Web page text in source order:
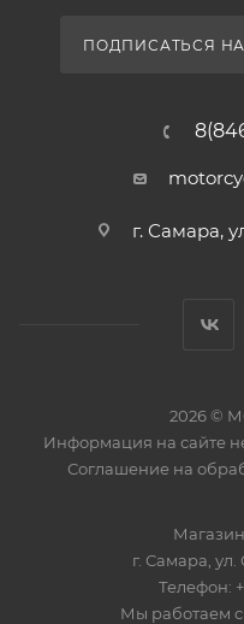
ПОДПИСАТЬСЯ
г. Самара,
2026 ©
Информация на сайте
Соглашение на
Магазин
г. Самара ул.
Телефон:
Мы работаем